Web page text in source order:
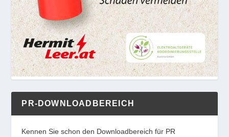
PR-DOWNLOADBEREICH
Kennen Sie schon den Downloadbereich für PR